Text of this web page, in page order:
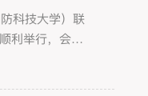
科技大学）联
利举行，会议